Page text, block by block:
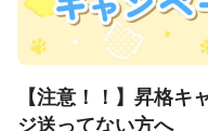
【注意！！】昇格
ジ送ってない方へ